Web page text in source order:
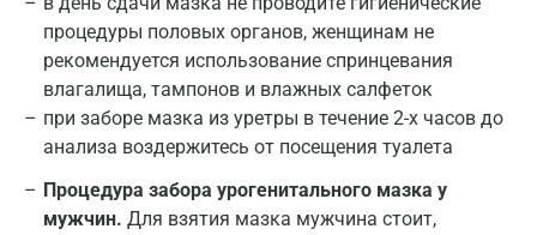
процедуры половых органов, женщинам не
рекомендуется использование спринцевания
влагалища, тампонов и влажных салфеток
при заборе мазка из уретры в течение 2-х часов до
анализа воздержитесь от посещения туалета
Процедура забора урогенитального мазка у
мужчин. Для взятия мазка мужчина стоит,